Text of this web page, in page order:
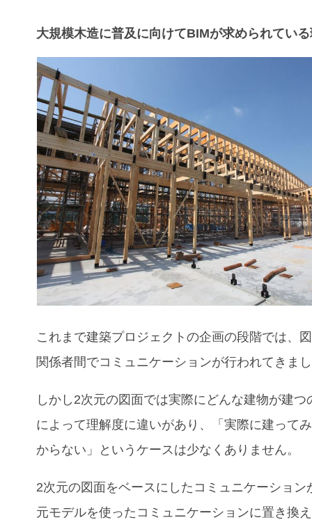
大規模木造に普及に向けてBIMが求められてい
これまで建築プロジェクトの企画の段階では、
関係者間でコミュニケーションが行われてきま
しかし2次元の図面では実際にどんな建物が建つ
によって理解度に違いがあり、「実際に建って
からない」というケースは少なくありません。
2次元の図面をベースにしたコミュニケーション
元モデルを使ったコミュニケーションに置き換